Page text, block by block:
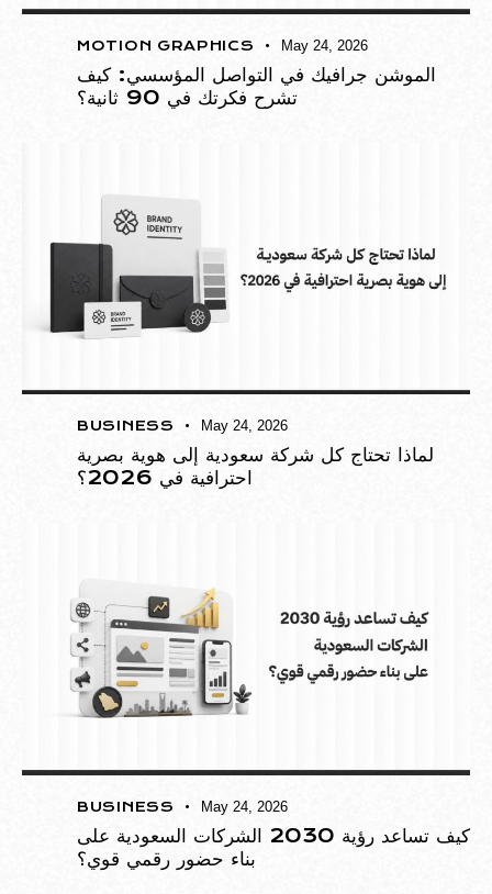
MOTION GRAPHICS May 24, 2026
الموشن جرافيك في التواصل المؤسسي: كيف
تشرح فكرتك في 90 ثانية؟
BUSINESS May 24, 2026
لماذا تحتاج كل شركة سعودية إلى هوية بصرية
احترافية في 2026؟
BUSINESS May 24, 2026
كيف تساعد رؤية 2030 الشركات السعودية على
بناء حضور رقمي قوي؟